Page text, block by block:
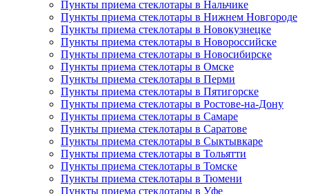
Пункты приема стеклотары в Нальчике
Пункты приема стеклотары в Нижнем Новгороде
Пункты приема стеклотары в Новокузнецке
Пункты приема стеклотары в Новороссийске
Пункты приема стеклотары в Новосибирске
Пункты приема стеклотары в Омске
Пункты приема стеклотары в Перми
Пункты приема стеклотары в Пятигорске
Пункты приема стеклотары в Ростове-на-Дону
Пункты приема стеклотары в Самаре
Пункты приема стеклотары в Саратове
Пункты приема стеклотары в Сыктывкаре
Пункты приема стеклотары в Тольятти
Пункты приема стеклотары в Томске
Пункты приема стеклотары в Тюмени
Пункты приема стеклотары в Уфе